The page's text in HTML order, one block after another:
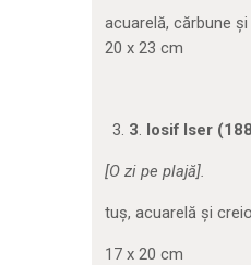
acuarelă, cărbune
20 x 23 cm
3. Iosif Iser
[O zi pe plajă].
tuș, acuarelă și
17 x 20 cm